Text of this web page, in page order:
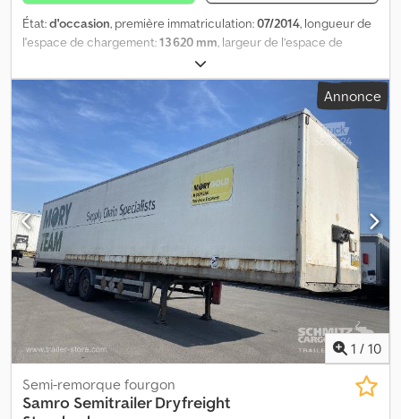
État:d'occasion, première immatriculation:07/2014, longueur de
l'espace de chargement:13 620 mm, largeur de l’espace de
, hauteur de l'espace de chargement:
2 970 mm, couleur:autre, Année de construction:2014,
Équipement:
, = Plus d'options et d'accessoires = - Essieux
BPW - Freins à tambour Dsdpfxeztcv Es Ag Ijck - Suspension
Annonce
1 / 10
Semi-remorque fourgon
Samro Semitrailer Dryfreight